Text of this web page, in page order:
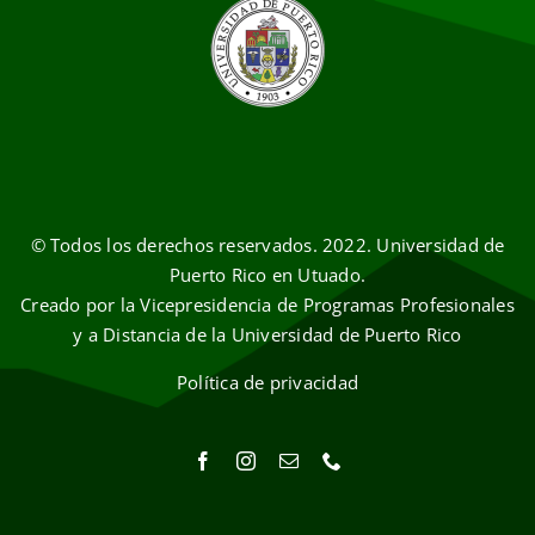
© Todos los derechos reservados. 2022. Universidad de
Puerto Rico en Utuado.
Creado por la Vicepresidencia de Programas Profesionales
y a Distancia de la Universidad de Puerto Rico
Política de privacidad